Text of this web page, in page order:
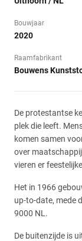
Bouwjaar
2020
Raamfabrikant
Bouwens
De protestantse
plek die leeft.
komen samen
over
vieren er
Het in 1966
up-to-date, mede
9000 NL.
De buitenzijde is